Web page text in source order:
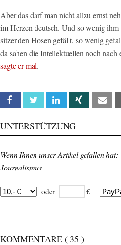
Aber das darf man nicht allzu ernst
im Herzen deutsch. Und so wenig
sitzenden Hosen gefällt, so wenig
da sahen die Intellektuellen noch nach
sagte er mal.
Facebook Twitter Linkedin Xing
UNTERSTÜTZUNG
Wenn Ihnen unser Artikel gefallen
Journalismus.
oder €
KOMMENTARE ( 35 )